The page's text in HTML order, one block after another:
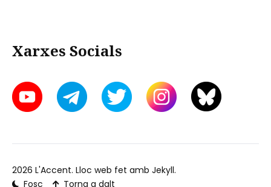
Xarxes Socials
2026 L'Accent. Lloc web fet amb Jekyll.
Fosc
Torna a dalt